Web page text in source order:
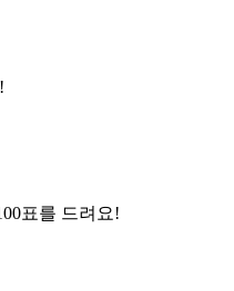
표를 드려요!